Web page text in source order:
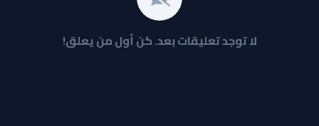
لا توجد تعليقات بعد. كن أول من يعلق!